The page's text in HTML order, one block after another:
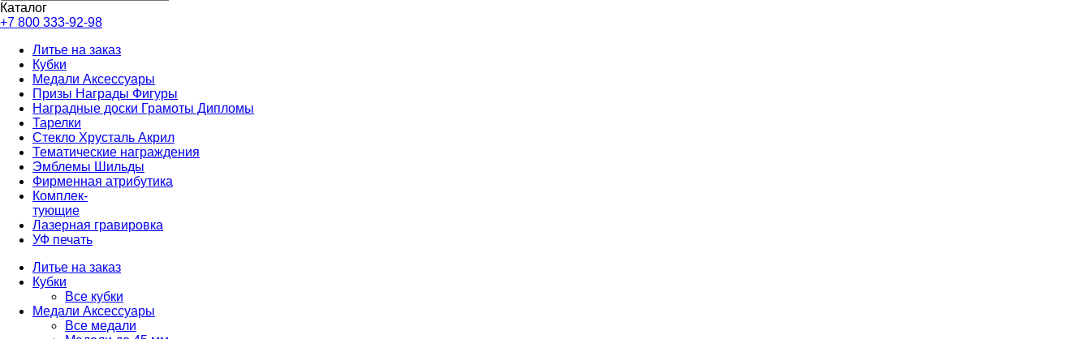
Каталог
+7 800 333-92-98
Литье на заказ
Кубки
Медали Аксессуары
Призы Награды Фигуры
Наградные доски Грамоты Дипломы
Тарелки
Стекло Хрусталь Акрил
Тематические награждения
Эмблемы Шильды
Фирменная атрибутика
Комплек-
тующие
Лазерная гравировка
УФ печать
Литье на заказ
Кубки
Все кубки
Медали Аксессуары
Все медали